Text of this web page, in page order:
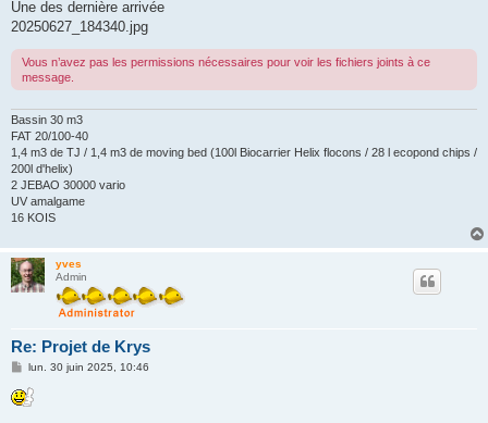
Une des dernière arrivée
20250627_184340.jpg
Vous n’avez pas les permissions nécessaires pour voir les fichiers joints à ce
message.
Bassin 30 m3
FAT 20/100-40
1,4 m3 de TJ / 1,4 m3 de moving bed (100l Biocarrier Helix flocons / 28 l ecopond chips /
200l d'helix)
2 JEBAO 30000 vario
UV amalgame
16 KOIS
yves
Admin
Re: Projet de Krys
M
s
s
lun. 30 juin 2025, 10:46